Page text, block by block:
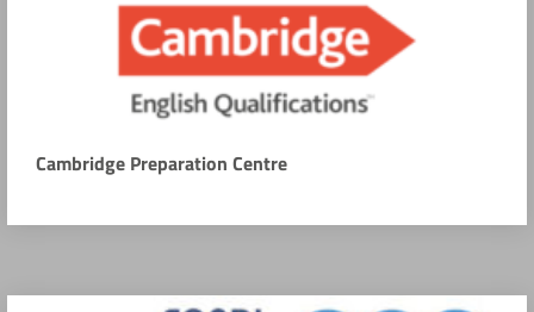
Cambridge Preparation Centre